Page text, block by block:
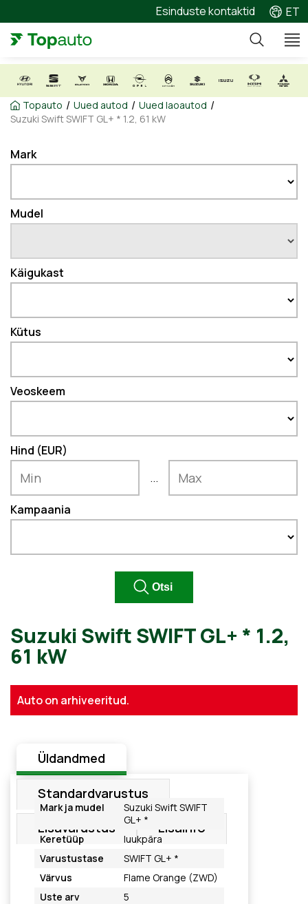
Esinduste kontaktid ET
Topauto / Uued autod / Uued laoautod /
Suzuki Swift SWIFT GL+ * 1.2, 61 kW
Mark
Mudel
Käigukast
Kütus
Veoskeem
Hind (EUR)
...
Kampaania
Suzuki Swift SWIFT GL+ *
Auto on arhiveeritud.
Üldandmed
Standardvarustus
Lisavarustus Lisainfo
Mark ja mudel
Suzuki Swift SWIFT
GL+ *
Keretüüp
luukpära
Varustustase
SWIFT GL+ *
Värvus
Flame Orange (ZWD)
Uste arv
5